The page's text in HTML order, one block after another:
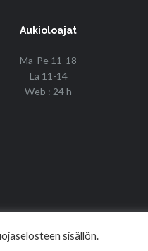
Aukioloajat
Ma-Pe 11-18
La 11-14
Web : 24 h
Fin Budo Best | Golden Tiger
sisällön.